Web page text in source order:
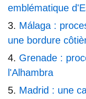
emblématique
Málaga :
une bordure
Grenade :
l'Alhambra
Madrid : une